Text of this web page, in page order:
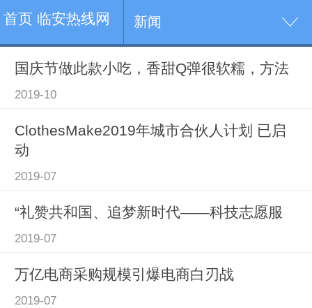
首页 临安热线网 新闻
国庆节做此款小吃，香甜Q弹很软糯，方法
2019-10
ClothesMake2019年城市合伙人计划 已启
动
2019-07
“礼赞共和国、追梦新时代——科技志愿服
2019-07
万亿电商采购规模引爆电商白刃战
2019-07